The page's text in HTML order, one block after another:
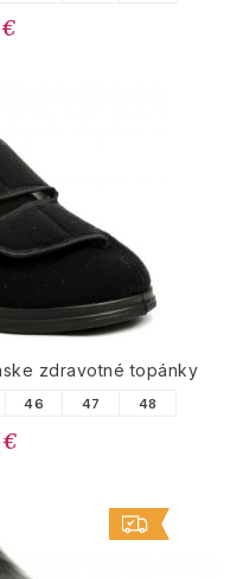
zdravotné topánky
46 47 48